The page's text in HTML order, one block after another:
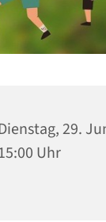
29.
Uhr